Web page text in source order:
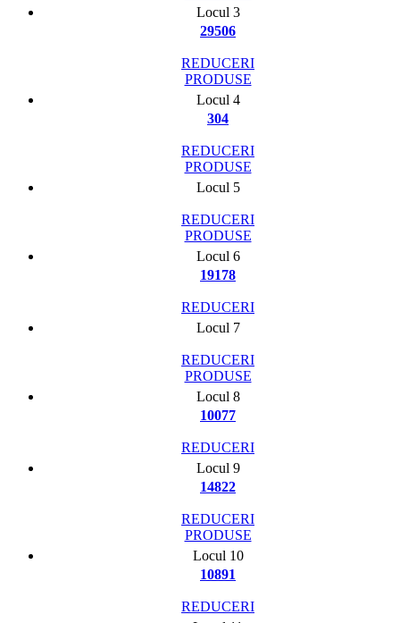
Locul 3
29506
REDUCERI
PRODUSE
Locul 4
304
REDUCERI
PRODUSE
Locul 5
REDUCERI
PRODUSE
Locul 6
19178
REDUCERI
Locul 7
REDUCERI
PRODUSE
Locul 8
10077
REDUCERI
Locul 9
14822
REDUCERI
PRODUSE
Locul 10
10891
REDUCERI